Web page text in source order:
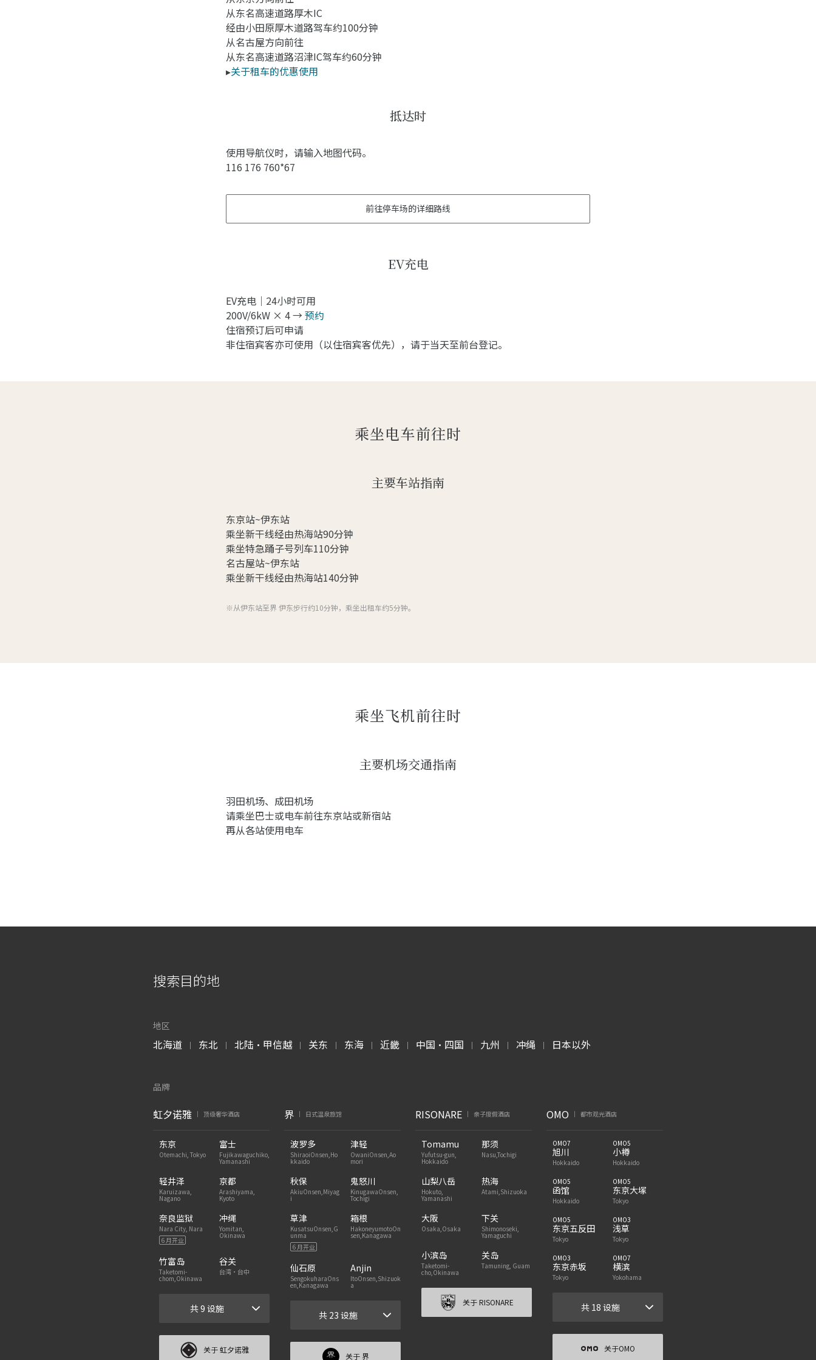
从东名高速道路厚木IC
经由小田原厚木道路驾车约100分钟
从名古屋方向前往
从东名高速道路沼津IC驾车约60分钟
▸关于租车的优惠使用
抵达时
使用导航仪时，请输入地图代码。
116 176 760*67
前往停车场的详细路线
EV充电
EV充电｜24小时可用
200V/6kW × 4 →预约
住宿预订后可申请
非住宿宾客亦可使用（以住宿宾客优先），请于当天至前台登记。
乘坐电车前往时
主要车站指南
东京站~伊东站
乘坐新干线经由热海站90分钟
乘坐特急踊子号列车110分钟
名古屋站~伊东站
乘坐新干线经由热海站140分钟
※从伊东站至界 伊东步行约10分钟，乘坐出租车约5分钟。
乘坐飞机前往时
主要机场交通指南
羽田机场、成田机场
请乘坐巴士或电车前往东京站或新宿站
再从各站使用电车
搜索目的地
地区
北海道 | 东北 | 北陆・甲信越 | 关东 | 东海 | 近畿 | 中国・四国 | 九州 | 冲绳 | 日本以外
品牌
虹夕诺雅 顶级奢华酒店
东京
Otemachi, Tokyo
富士
Fujikawaguchiko,
Yamanashi
轻井泽
Karuizawa,
Nagano
京都
Arashiyama,
Kyoto
奈良监狱
Nara City, Nara
6 月开业
冲绳
Yomitan,
Okinawa
竹富岛
Taketomi-
chom,Okinawa
谷关
台湾・台中
共 9 设施
关于 虹夕诺雅
界 日式温泉旅馆
波罗多
ShiraoiOnsen,Ho
kkaido
津轻
OwaniOnsen,Ao
mori
秋保
AkiuOnsen,Miyag
i
鬼怒川
KinugawaOnsen,
Tochigi
草津
KusatsuOnsen,G
unma
6 月开业
箱根
HakoneyumotoOn
sen,Kanagawa
仙石原
SengokuharaOns
en,Kanagawa
Anjin
ItoOnsen,Shizuok
a
共 23 设施
关于 界
RISONARE 亲子度假酒店
Tomamu
Yufutsu-gun,
Hokkaido
那须
Nasu,Tochigi
山梨八岳
Hokuto,
Yamanashi
热海
Atami,Shizuoka
大阪
Osaka,Osaka
下关
Shimonoseki,
Yamaguchi
小滨岛
Taketomi-
cho,Okinawa
关岛
Tamuning, Guam
关于 RISONARE
OMO 都市观光酒店
OMO7
旭川
Hokkaido
OMO5
小樽
Hokkaido
OMO5
函馆
Hokkaido
OMO5
东京大塚
Tokyo
OMO5
东京五反田
Tokyo
OMO3
浅草
Tokyo
OMO3
东京赤坂
Tokyo
OMO7
横滨
Yokohama
共 18 设施
关于OMO